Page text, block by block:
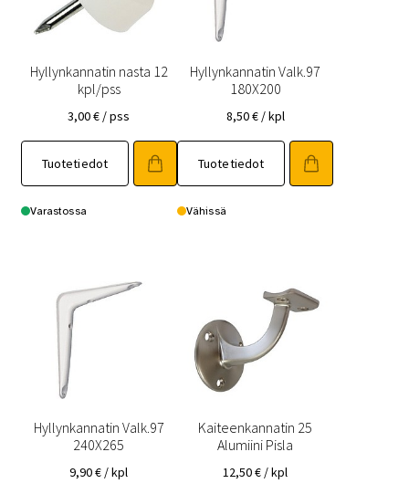
Hyllynkannatin nasta 12
kpl/pss
3,00€ / pss
Tuotetiedot
Varastossa
Hyllynkannatin Valk.97
180X200
8,50€ / kpl
Tuotetiedot
Vähissä
Hyllynkannatin Valk.97
240X265
9,90€ / kpl
Kaiteenkannatin 25
Alumiini Pisla
12,50€ / kpl